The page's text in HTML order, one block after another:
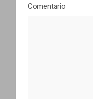
Comentario